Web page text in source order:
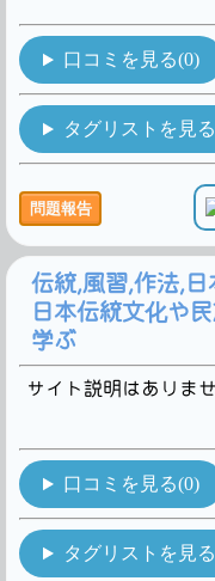
口コミを見る(0)
タグリストを見
問題報告
伝統,風習,作法,
日本伝統文化や
学ぶ
サイト説明はありませ
口コミを見る(0)
タグリストを見